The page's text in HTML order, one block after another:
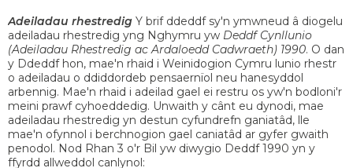
Adeiladau rhestredig Y brif ddeddf sy'n ymwneud â diogelu
adeiladau rhestredig yng Nghymru yw Deddf Cynllunio
(Adeiladau Rhestredig ac Ardaloedd Cadwraeth) 1990. O dan
y Ddeddf hon, mae'n rhaid i Weinidogion Cymru lunio rhestr
o adeiladau o ddiddordeb pensaernïol neu hanesyddol
arbennig. Mae'n rhaid i adeilad gael ei restru os yw'n bodloni'r
meini prawf cyhoeddedig. Unwaith y cânt eu dynodi, mae
adeiladau rhestredig yn destun cyfundrefn ganiatâd, lle
mae'n ofynnol i berchnogion gael caniatâd ar gyfer gwaith
penodol. Nod Rhan 3 o'r Bil yw diwygio Deddf 1990 yn y
ffyrdd allweddol canlynol: